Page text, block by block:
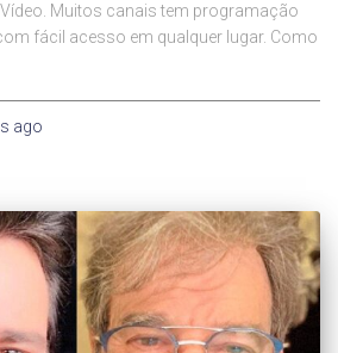
Muitos canais tem programação
fácil acesso em qualquer lugar. Como
ago